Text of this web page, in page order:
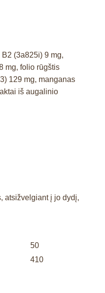
(3a825i) 9 mg,
mg, folio rūgštis
129 mg, manganas
iš augalinio
atsižvelgiant į jo dydį,
50
410